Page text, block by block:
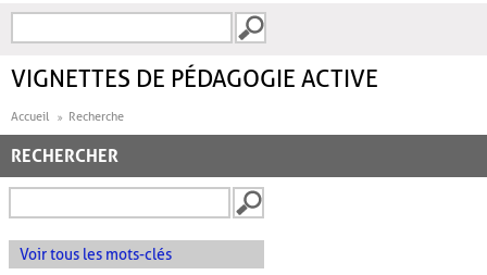
FORMULAIRE DE
VIGNETTES DE PÉDAGOGIE ACTIVE
Accueil Recherche
RECHERCHER
Voir tous les mots-clés